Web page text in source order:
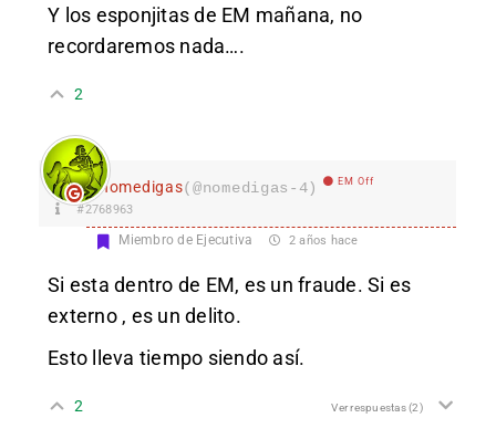
Y los esponjitas de EM mañana, no
recordaremos nada….
2
nomedigas(@nomedigas-4) EM Off
#2768963
Miembro de Ejecutiva 2 años hace
Si esta dentro de EM, es un fraude. Si es
externo , es un delito.
Esto lleva tiempo siendo así.
2 Ver respuestas(2)